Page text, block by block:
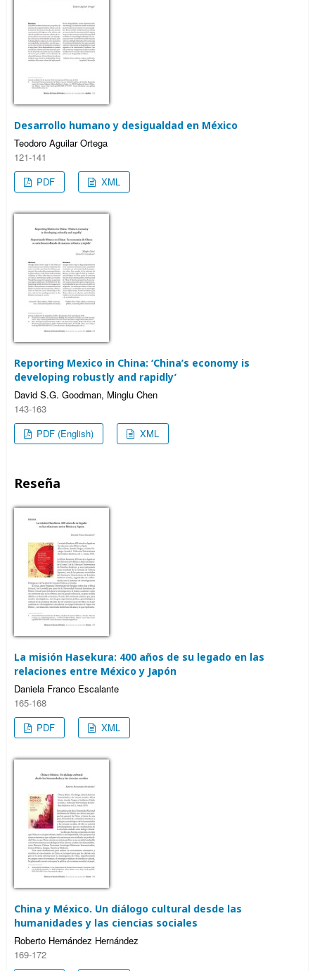
Desarrollo humano y desigualdad en México
Teodoro Aguilar Ortega
121-141
PDF
XML
Reporting Mexico in China: ‘China’s economy is
developing robustly and rapidly’
David S.G. Goodman, Minglu Chen
143-163
PDF (English)
XML
Reseña
La misión Hasekura: 400 años de su legado en las
relaciones entre México y Japón
Daniela Franco Escalante
165-168
PDF
XML
China y México. Un diálogo cultural desde las
humanidades y las ciencias sociales
Roberto Hernández Hernández
169-172